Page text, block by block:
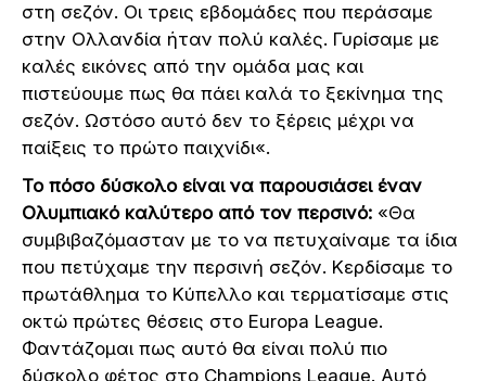
στη σεζόν. Οι τρεις εβδομάδες που περάσαμε
στην Ολλανδία ήταν πολύ καλές. Γυρίσαμε με
καλές εικόνες από την ομάδα μας και
πιστεύουμε πως θα πάει καλά το ξεκίνημα της
σεζόν. Ωστόσο αυτό δεν το ξέρεις μέχρι να
παίξεις το πρώτο παιχνίδι«.
Το πόσο δύσκολο είναι να παρουσιάσει έναν
Ολυμπιακό καλύτερο από τον περσινό: «Θα
συμβιβαζόμασταν με το να πετυχαίναμε τα ίδια
που πετύχαμε την περσινή σεζόν. Κερδίσαμε το
πρωτάθλημα το Κύπελλο και τερματίσαμε στις
οκτώ πρώτες θέσεις στο Europa League.
Φαντάζομαι πως αυτό θα είναι πολύ πιο
δύσκολο φέτος στο Champions League. Αυτό